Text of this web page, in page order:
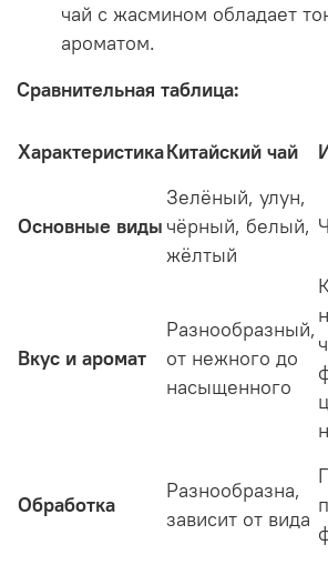
чай с жасмином обладает
ароматом.
Сравнительная таблица:
ХарактеристикаКитайский чай
Основные виды
Зелёный, улун,
чёрный, белый,
жёлтый
Вкус и аромат
Разнообразный,
от нежного до
насыщенного
Обработка
Разнообразна,
зависит от вида